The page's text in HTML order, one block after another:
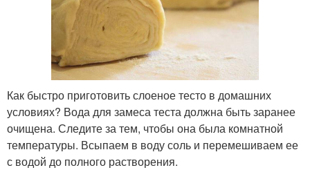
Как быстро приготовить слоеное тесто в домашних
условиях? Вода для замеса теста должна быть заранее
очищена. Следите за тем, чтобы она была комнатной
температуры. Всыпаем в воду соль и перемешиваем ее
с водой до полного растворения.